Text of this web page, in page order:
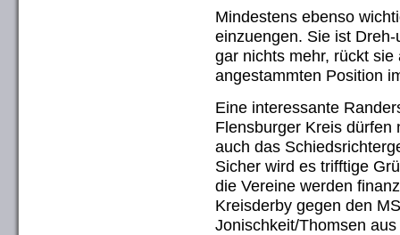
Mindestens ebenso
einzuengen. Sie ist
gar nichts mehr, rückt
angestammten Position
Eine interessante
Flensburger Kreis dürfen
auch das
Sicher wird es trifftige
die Vereine werden
Kreisderby gegen den
Jonischkeit/Thomsen